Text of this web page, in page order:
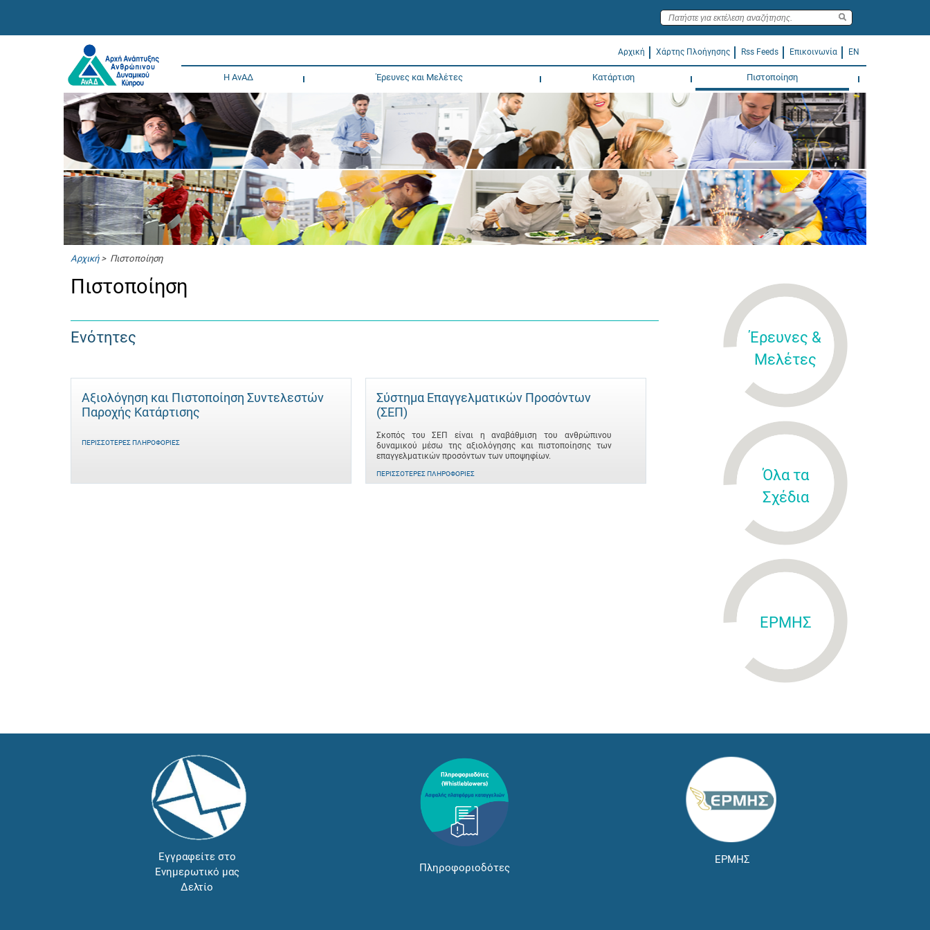
Αρχική Χάρτης Πλοήγησης Rss Feeds Επικοινωνία EN
Η ΑνΑΔ Έρευνες και Μελέτες Κατάρτιση Πιστοποίηση
Αρχική> Πιστοποίηση
Πιστοποίηση
Ενότητες
Αξιολόγηση και Πιστοποίηση Συντελεστών
Παροχής Κατάρτισης
ΠΕΡΙΣΣΌΤΕΡΕΣ ΠΛΗΡΟΦΟΡΊΕΣ
Σύστημα Επαγγελματικών Προσόντων
(ΣΕΠ)
Σκοπός του ΣΕΠ είναι η αναβάθμιση του ανθρώπινου
δυναμικού μέσω της αξιολόγησης και πιστοποίησης των
επαγγελματικών προσόντων των υποψηφίων.
ΠΕΡΙΣΣΌΤΕΡΕΣ ΠΛΗΡΟΦΟΡΊΕΣ
Έρευνες &
Μελέτες
Όλα τα
Σχέδια
ΕΡΜΗΣ
Εγγραφείτε στο
Ενημερωτικό μας
Δελτίο
Πληροφοριοδότες
ΕΡΜΗΣ